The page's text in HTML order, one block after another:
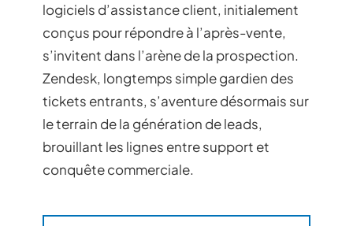
logiciels d’assistance client, initialement
conçus pour répondre à l’après-vente,
s’invitent dans l’arène de la prospection.
Zendesk, longtemps simple gardien des
tickets entrants, s’aventure désormais sur
le terrain de la génération de leads,
brouillant les lignes entre support et
conquête commerciale.